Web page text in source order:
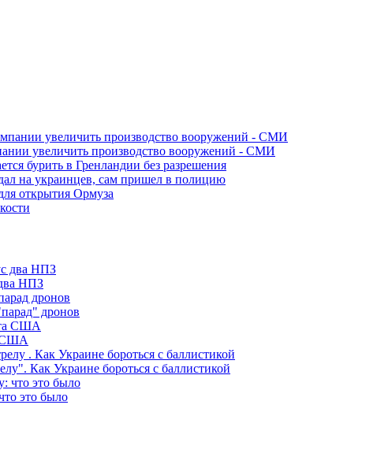
увеличить производство вооружений - СМИ
бурить в Гренландии без разрешения
на украинцев, сам пришел в полицию
открытия Ормуза
НПЗ
дронов
США
Как Украине бороться с баллистикой
это было